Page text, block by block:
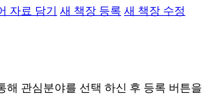
자료 담기 새 책장 등록 새 책장 수정
해 관심분야를 선택 하신 후 등록 버튼을